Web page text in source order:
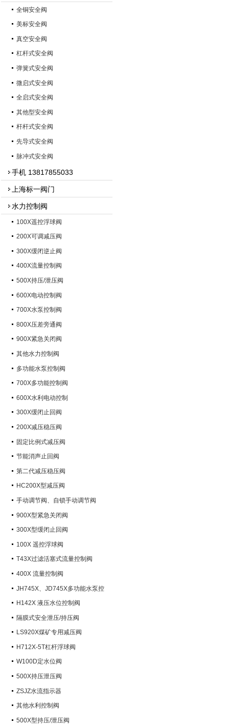
全铜安全阀
美标安全阀
真空安全阀
杠杆式安全阀
弹簧式安全阀
微启式安全阀
全启式安全阀
其他型安全阀
杆杆式安全阀
先导式安全阀
脉冲式安全阀
手机 13817855033
上海标一阀门
水力控制阀
100X遥控浮球阀
200X可调减压阀
300X缓闭逆止阀
400X流量控制阀
500X持压/泄压阀
600X电动控制阀
700X水泵控制阀
800X压差旁通阀
900X紧急关闭阀
其他水力控制阀
多功能水泵控制阀
700X多功能控制阀
600X水利电动控制
300X缓闭止回阀
200X减压稳压阀
固定比例式减压阀
节能消声止回阀
第二代减压稳压阀
HC200X型减压阀
手动调节阀、自锁手动调节阀
900X型紧急关闭阀
300X型缓闭止回阀
100X 遥控浮球阀
T43X过滤活塞式流量控制阀
400X 流量控制阀
JH745X、JD745X多功能水泵控
制阀H142X 液压水位控制阀
隔膜式安全泄压/持压阀
LS920X煤矿专用减压阀
H712X-5T杠杆浮球阀
W100D定水位阀
500X持压泄压阀
ZSJZ水流指示器
其他水利控制阀
500X型持压/泄压阀